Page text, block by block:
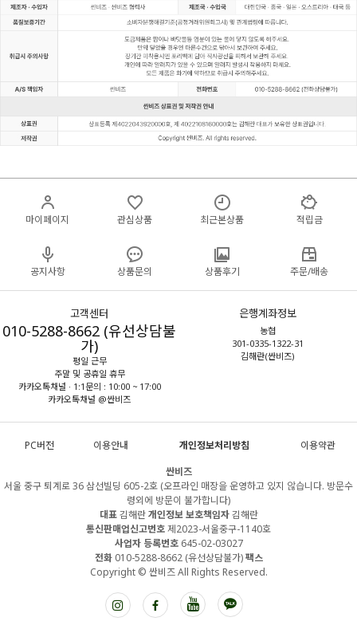
마이페이지 관심상품 최근본상품 적립금
공지사항 상품문의 상품후기 주문/배송
고객센터
010-5288-8662 (유선상담불
가)
평일 근무
주말 및 공휴일 휴무
카카오톡채널 · 1:1문의 : 10:00 ~ 17:00
카카오톡채널 @싼비즈
은행계좌정보
농협
301-0335-1322-31
김해란(싼비즈)
PC버전 이용안내 개인정보처리방침
이용약관
싼비즈
서울 중구 퇴계로 36 삼선빌딩 605-2호 (오프라인 매장을 운영하고 있지 않습니다. 방문수
령외에 방문이 불가합니다)
대표김해란개인정보 보호책임자김해란
통신판매업신고번호제2023-서울중구-1140호
사업자 등록번호645-02-03027
전화010-5288-8662 (유선상담불가)팩스
Copyright © 싼비즈 All Rights Reserved.